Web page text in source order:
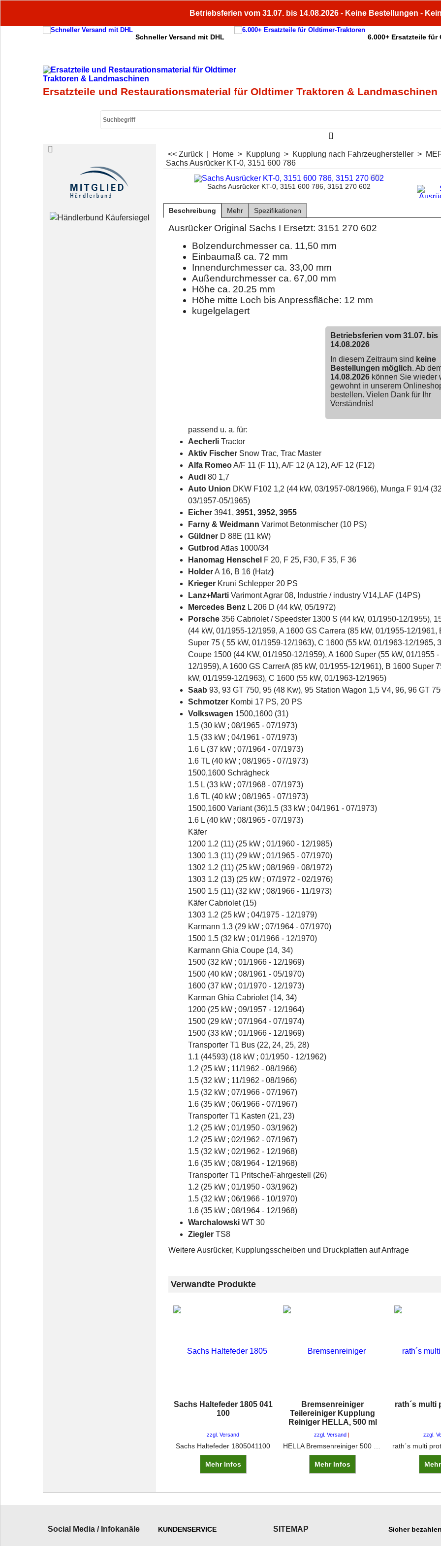
Betriebsferien vom 31.07. bis 14.08.2026 - Keine Bestellungen -
Schneller Versand mit DHL 6.000+ Ersatzteile für
Ersatzteile und Restaurationsmaterial für Oldtimer Traktoren & Landmaschinen
<< Zurück Home > Kupplung > Kupplung nach Fahrzeughersteller >
Sachs Ausrücker KT-0, 3151 600 786
Sachs Ausrücker KT-0, 3151 600 786, 3151 270 602
Beschreibung Mehr Spezifikationen
Ausrücker Original Sachs I Ersetzt: 3151 270 602
Bolzendurchmesser ca. 11,50 mm
Einbaumaß ca. 72 mm
Innendurchmesser ca. 33,00 mm
Außendurchmesser ca. 67,00 mm
Höhe ca. 20.25 mm
Höhe mitte Loch bis Anpressfläche: 12 mm
kugelgelagert
Betriebsferien vom 31.07. bis
14.08.2026
In diesem Zeitraum sind keine
Bestellungen möglich. Ab
14.08.2026können Sie wieder
gewohnt in unserem
bestellen. Vielen Dank für Ihr
Verständnis!
passend u. a. für:
Aecherli Tractor
Aktiv Fischer Snow Trac, Trac Master
Alfa RomeoA/F 11 (F 11), A/F 12 (A 12), A/F 12 (F12)
Audi 80 1,7
Auto Union DKW F102 1,2 (44 kW, 03/1957-08/1966), Munga F 91/4
03/1957-05/1965)
Eicher 3941, 3951, 3952, 3955
Farny & Weidmann Varimot Betonmischer (10 PS)
Güldner D 88E (11 kW)
Gutbrod Atlas 1000/34
Hanomag Henschel F 20, F 25, F30, F 35, F 36
HolderA 16, B 16 (Hatz)
Krieger Kruni Schlepper 20 PS
Lanz+Marti Varimont Agrar 08, Industrie / industry V14,LAF (14PS)
Mercedes Benz L 206 D (44 kW, 05/1972)
Porsche 356 Cabriolet / Speedster 1300 S (44 kW, 01/1950-12/1955),
(44 kW, 01/1955-12/1959, A 1600 GS Carrera (85 kW, 01/1955-12/1961,
Super 75 ( 55 kW, 01/1959-12/1963), C 1600 (55 kW, 01/1963-12/1965,
Coupe 1500 (44 KW, 01/1950-12/1959), A 1600 Super (55 kW, 01/1955 -
12/1959), A 1600 GS CarrerA (85 kW, 01/1955-12/1961), B 1600 Super
kW, 01/1959-12/1963), C 1600 (55 kW, 01/1963-12/1965)
Saab 93, 93 GT 750, 95 (48 Kw), 95 Station Wagon 1,5 V4, 96, 96 GT
Schmotzer Kombi 17 PS, 20 PS
Volkswagen 1500,1600 (31)
1.5 (30 kW ; 08/1965 - 07/1973)
1.5 (33 kW ; 04/1961 - 07/1973)
1.6 L (37 kW ; 07/1964 - 07/1973)
1.6 TL (40 kW ; 08/1965 - 07/1973)
1500,1600 Schrägheck
1.5 L (33 kW ; 07/1968 - 07/1973)
1.6 TL (40 kW ; 08/1965 - 07/1973)
1500,1600 Variant (36)1.5 (33 kW ; 04/1961 - 07/1973)
1.6 L (40 kW ; 08/1965 - 07/1973)
Käfer
1200 1.2 (11) (25 kW ; 01/1960 - 12/1985)
1300 1.3 (11) (29 kW ; 01/1965 - 07/1970)
1302 1.2 (11) (25 kW ; 08/1969 - 08/1972)
1303 1.2 (13) (25 kW ; 07/1972 - 02/1976)
1500 1.5 (11) (32 kW ; 08/1966 - 11/1973)
Käfer Cabriolet (15)
1303 1.2 (25 kW ; 04/1975 - 12/1979)
Karmann 1.3 (29 kW ; 07/1964 - 07/1970)
1500 1.5 (32 kW ; 01/1966 - 12/1970)
Karmann Ghia Coupe (14, 34)
1500 (32 kW ; 01/1966 - 12/1969)
1500 (40 kW ; 08/1961 - 05/1970)
1600 (37 kW ; 01/1970 - 12/1973)
Karman Ghia Cabriolet (14, 34)
1200 (25 kW ; 09/1957 - 12/1964)
1500 (29 kW ; 07/1964 - 07/1974)
1500 (33 kW ; 01/1966 - 12/1969)
Transporter T1 Bus (22, 24, 25, 28)
1.1 (44593) (18 kW ; 01/1950 - 12/1962)
1.2 (25 kW ; 11/1962 - 08/1966)
1.5 (32 kW ; 11/1962 - 08/1966)
1.5 (32 kW ; 07/1966 - 07/1967)
1.6 (35 kW ; 06/1966 - 07/1967)
Transporter T1 Kasten (21, 23)
1.2 (25 kW ; 01/1950 - 03/1962)
1.2 (25 kW ; 02/1962 - 07/1967)
1.5 (32 kW ; 02/1962 - 12/1968)
1.6 (35 kW ; 08/1964 - 12/1968)
Transporter T1 Pritsche/Fahrgestell (26)
1.2 (25 kW ; 01/1950 - 03/1962)
1.5 (32 kW ; 06/1966 - 10/1970)
1.6 (35 kW ; 08/1964 - 12/1968)
Warchalowski WT 30
Ziegler TS8
Weitere Ausrücker, Kupplungsscheiben und Druckplatten auf Anfrage
Verwandte Produkte
Sachs Haltefeder 1805 041
100
zzgl. Versand
Sachs Haltefeder 1805041100
Mehr Infos
Bremsenreiniger
Teilereiniger Kupplung
Reiniger HELLA, 500 ml
zzgl. Versand
Mehr Infos
rath´s multi
zzgl.
Social Media / Infokanäle
KUNDENSERVICE
SITEMAP
Sicher